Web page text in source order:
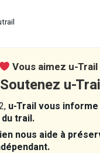
Vous aimez u-Trail
Soutenez u-
u-Trail vous
trail.
nous aide à